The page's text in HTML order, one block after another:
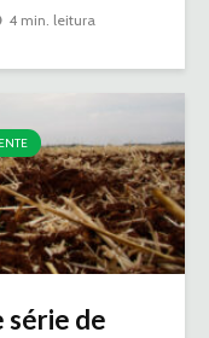
4 min. leitura
série de